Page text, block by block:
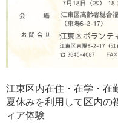
江東区内在住・在学・在
夏休みを利用して区内の
ィア体験